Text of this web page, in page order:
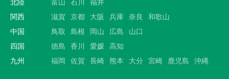
北陸
富山 石川
福井
関西
滋賀 京都 大阪 兵庫 奈良
和歌山
中国
鳥取 島根 岡山 広島
山口
四国
徳島 香川 愛媛 高知
九州
福岡 佐賀 長崎 熊本 大分 宮崎 鹿児島 沖縄